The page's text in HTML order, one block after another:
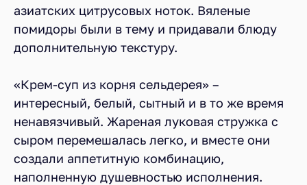
азиатских цитрусовых ноток. Вяленые
помидоры были в тему и придавали блюду
дополнительную текстуру.
«Крем-суп из корня сельдерея» –
интересный, белый, сытный и в то же время
ненавязчивый. Жареная луковая стружка с
сыром перемешалась легко, и вместе они
создали аппетитную комбинацию,
наполненную душевностью исполнения.